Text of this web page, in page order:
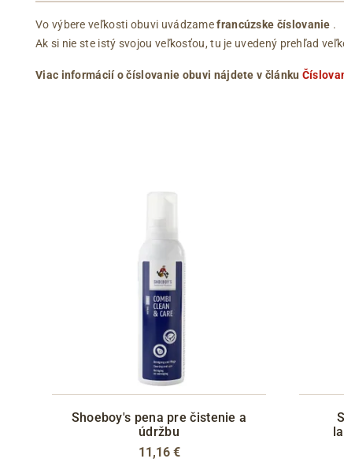
Vo výbere veľkosti obuvi uvádzamefrancúzske číslovanie .
Ak si nie ste istý svojou veľkosťou, tu je uvedený prehľad
Viac informácií o číslovanie obuvi nájdete v článku
Shoeboy's pena pre čistenie a
údržbu
11,16 €